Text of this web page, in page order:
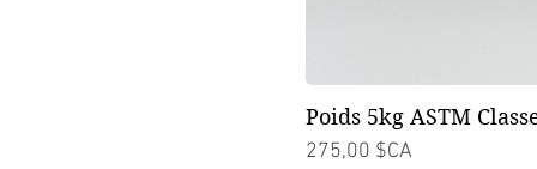
Poids 5kg ASTM
Prix
275,00 $CA